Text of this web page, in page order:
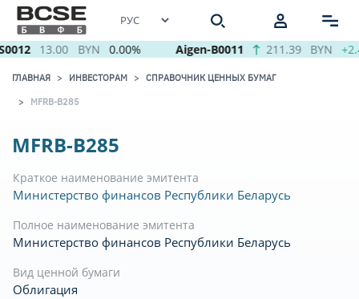
13.00 BYN 0.00% Aigen-B0011 211.39 BYN
ГЛАВНАЯ ИНВЕСТОРАМ СПРАВОЧНИК ЦЕННЫХ БУМАГ
MFRB-B285
MFRB-B285
Краткое наименование эмитента
Министерство финансов Республики Беларусь
Полное наименование эмитента
Министерство финансов Республики Беларусь
Вид ценной бумаги
Облигация